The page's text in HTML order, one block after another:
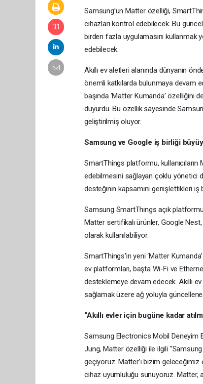
Samsung’un Matter özelliği,
cihazları kontrol edebilecek. Bu
birden fazla uygulamasını
edebilecek.
Akıllı ev aletleri alanında dünyanın
önemli katkılarda bulunmaya devam
başında ‘Matter Kumanda’ özelliğini
duyurdu. Bu özellik sayesinde
geliştirilmiş oluyor.
Samsung ve Google iş birliği
SmartThings platformu,
edebilmesini sağlayan çoklu yönetici
desteğinin kapsamını genişlettikleri iş
Samsung SmartThings açık
Matter sertifikalı ürünler, Google
olarak kullanılabiliyor.
SmartThings'in yeni ‘Matter
ev platformları, başta Wi-Fi ve
desteklemeye devam edecek. Akıllı
sağlamak üzere ağ yoluyla
“Akıllı evler için bugüne kadar
Samsung Electronics Mobil Deneyim
Jung, Matter özelliği ile ilgili
geçiyoruz. Matter’ı bizim geleceğimiz
cihaz uyumluluğu sunuyoruz. Matter,